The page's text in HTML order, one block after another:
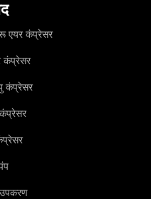
एयर कंप्रेसर
कंप्रेसर
कंप्रेसर
कंप्रेसर